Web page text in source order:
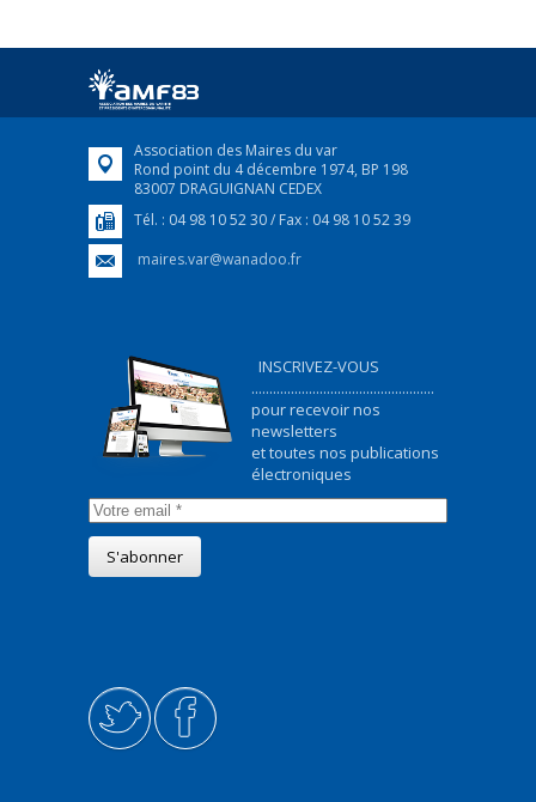
Afin d’accompagner au mieux les réfugiés
FEUILLETER
Association des Maires du var
Rond point du 4 décembre 1974, BP 198
83007 DRAGUIGNAN CEDEX
Tél. : 04 98 10 52 30 / Fax : 04 98 10 52 39
maires.var@wanadoo.fr
INSCRIVEZ-VOUS
...................................................
pour recevoir nos
newsletters
et toutes nos publications
électroniques